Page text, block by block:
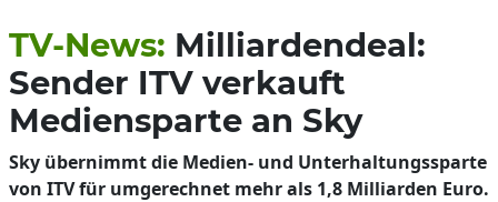
TV-News: Milliardendeal:
Sender ITV verkauft
Mediensparte an Sky
Sky übernimmt die Medien- und Unterhaltungssparte
von ITV für umgerechnet mehr als 1,8 Milliarden Euro.